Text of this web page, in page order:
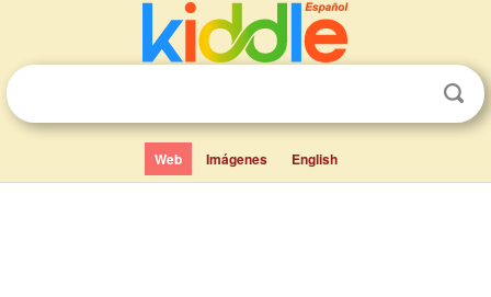
Web Imágenes English